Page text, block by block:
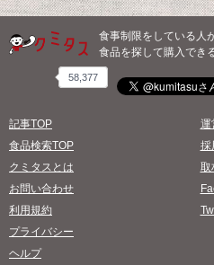
食事制限をしている人
食品を探して購入でき
58,377
記事TOP
食品検索TOP
クミタスとは
お問い合わせ
利用規約
プライバシー
ヘルプ
運
採
取